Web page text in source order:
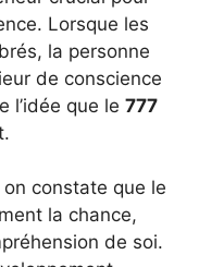
Lorsque les
la personne
de conscience
l’idée que le 777
constate que le
la chance,
de soi.